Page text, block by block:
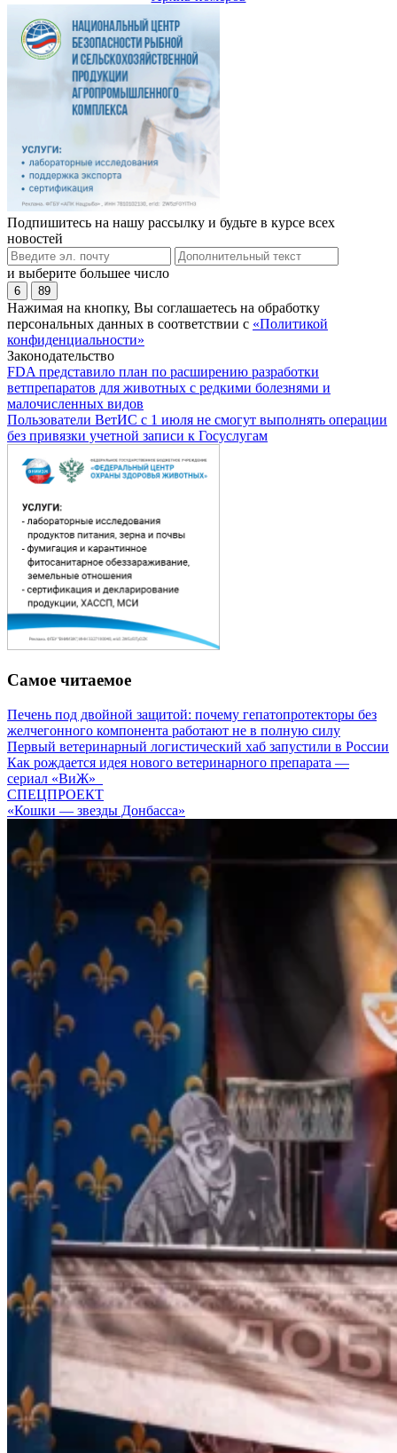
Подпишитесь на нашу рассылку и будьте в курсе всех
новостей
и выберите большее число
6 89
Нажимая на кнопку, Вы соглашаетесь на обработку
персональных данных в соответствии с «Политикой
конфиденциальности»
Законодательство
FDA представило план по расширению разработки
ветпрепаратов для животных с редкими болезнями и
малочисленных видов
Пользователи ВетИС с 1 июля не смогут выполнять операции
без привязки учетной записи к Госуслугам
Самое читаемое
Печень под двойной защитой: почему гепатопротекторы без
желчегонного компонента работают не в полную силу
Первый ветеринарный логистический хаб запустили в России
Как рождается идея нового ветеринарного препарата —
сериал «ВиЖ»
СПЕЦПРОЕКТ
«Кошки — звезды Донбасса»